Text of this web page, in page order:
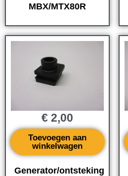
MBX/MTX80R
Generator/ontsteking
€2,00
Toevoegen aan
winkelwagen